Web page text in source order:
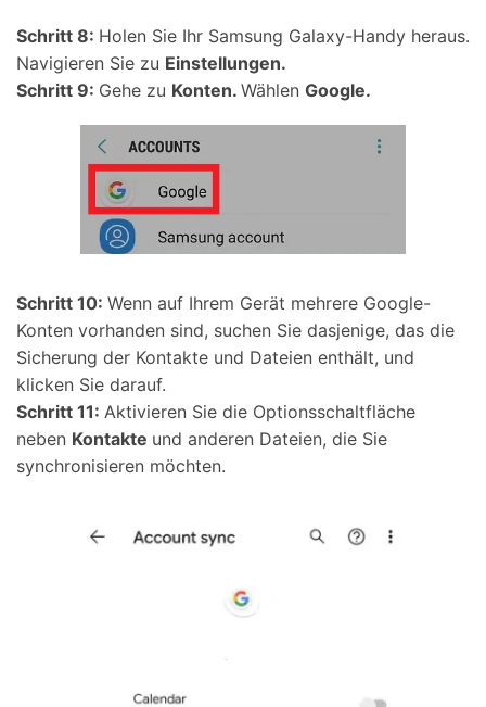
Schritt 8: Holen Sie Ihr Samsung Galaxy-Handy heraus.
Navigieren Sie zu Einstellungen.
Schritt 9: Gehe zu Konten. Wählen Google.
Schritt 10: Wenn auf Ihrem Gerät mehrere Google-
Konten vorhanden sind, suchen Sie dasjenige, das die
Sicherung der Kontakte und Dateien enthält, und
klicken Sie darauf.
Schritt 11: Aktivieren Sie die Optionsschaltfläche
neben Kontakte und anderen Dateien, die Sie
synchronisieren möchten.